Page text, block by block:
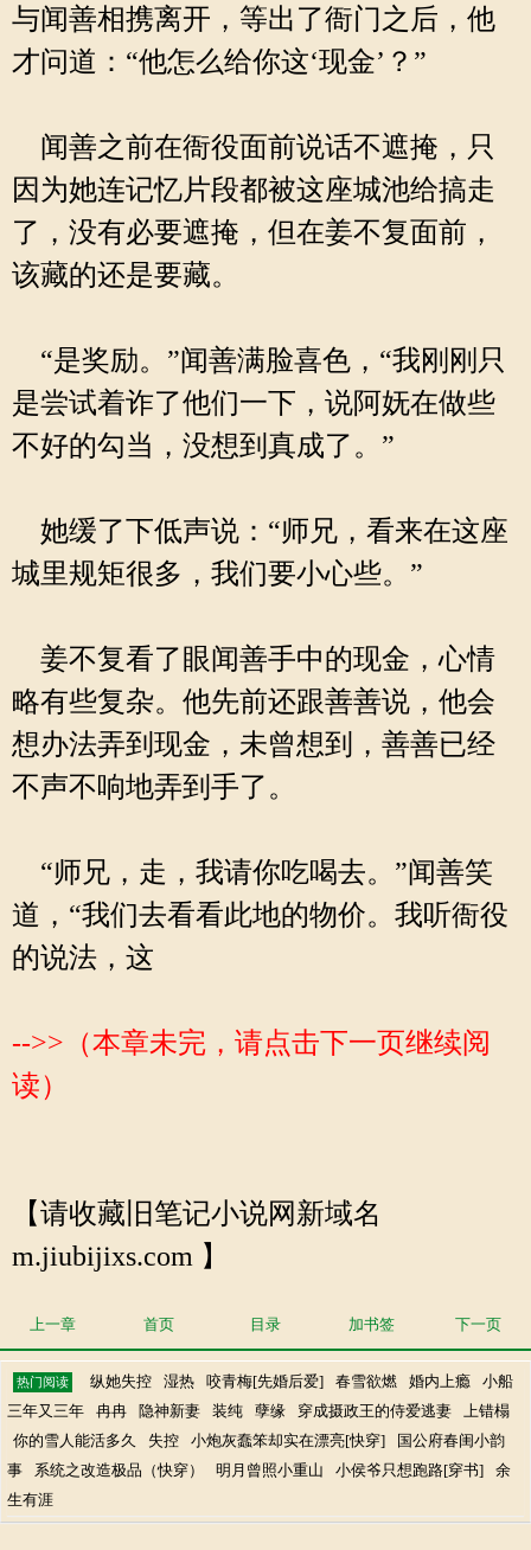
与闻善相携离开，等出了衙门之后，他
才问道：“他怎么给你这‘现金’？”
闻善之前在衙役面前说话不遮掩，只
因为她连记忆片段都被这座城池给搞走
了，没有必要遮掩，但在姜不复面前，
该藏的还是要藏。
“是奖励。”闻善满脸喜色，“我刚刚只
是尝试着诈了他们一下，说阿妩在做些
不好的勾当，没想到真成了。”
她缓了下低声说：“师兄，看来在这座
城里规矩很多，我们要小心些。”
姜不复看了眼闻善手中的现金，心情
略有些复杂。他先前还跟善善说，他会
想办法弄到现金，未曾想到，善善已经
不声不响地弄到手了。
“师兄，走，我请你吃喝去。”闻善笑
道，“我们去看看此地的物价。我听衙役
的说法，这
-->>（本章未完，请点击下一页继续阅
读）
【请收藏旧笔记小说网新域名
m.jiubijixs.com 】
上一章 首页 目录 加书签 下一页
热门阅读 纵她失控 湿热 咬青梅[先婚后爱] 春雪欲燃 婚内上瘾
小船
三年又三年
冉冉 隐神新妻 装纯 孽缘 穿成摄政王的侍爱逃妻
上错榻
你的雪人能活多久
失控 小炮灰蠢笨却实在漂亮[快穿]
国公府春闺小韵
事
系统之改造极品（快穿） 明月曾照小重山 小侯爷只想跑路[穿书]
余
生有涯